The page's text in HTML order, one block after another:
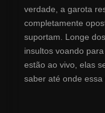
verdade, a garota
completamente
suportam. Longe
insultos voando
estão ao vivo, elas
saber até onde essa